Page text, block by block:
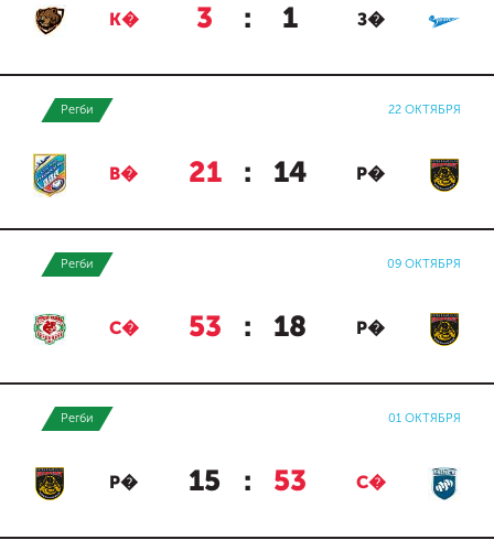
К� 3 : 1 З�
Регби 22 ОКТЯБРЯ
В� 21 : 14 Р�
Регби 09 ОКТЯБРЯ
С� 53 : 18 Р�
Регби 01 ОКТЯБРЯ
Р� 15 : 53 С�